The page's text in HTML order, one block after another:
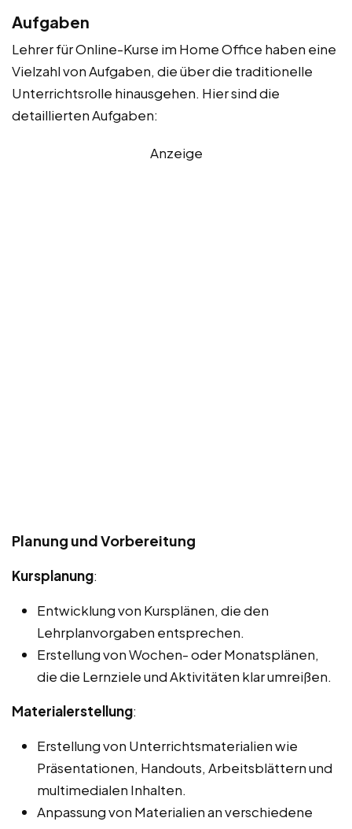
Aufgaben
Lehrer für Online-Kurse im Home Office haben eine
Vielzahl von Aufgaben, die über die traditionelle
Unterrichtsrolle hinausgehen. Hier sind die
detaillierten Aufgaben:
Anzeige
Planung und Vorbereitung
Kursplanung:
Entwicklung von Kursplänen, die den
Lehrplanvorgaben entsprechen.
Erstellung von Wochen- oder Monatsplänen,
die die Lernziele und Aktivitäten klar umreißen.
Materialerstellung:
Erstellung von Unterrichtsmaterialien wie
Präsentationen, Handouts, Arbeitsblättern und
multimedialen Inhalten.
Anpassung von Materialien an verschiedene